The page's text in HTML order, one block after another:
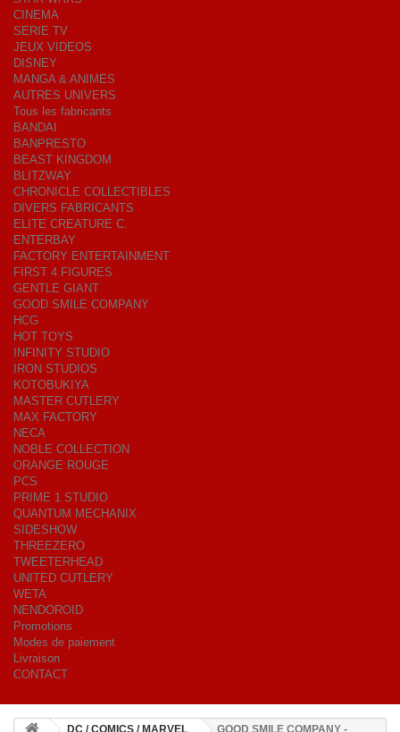
CINEMA
SERIE TV
JEUX VIDEOS
DISNEY
MANGA & ANIMES
AUTRES UNIVERS
Tous les fabricants
BANDAI
BANPRESTO
BEAST KINGDOM
BLITZWAY
CHRONICLE COLLECTIBLES
DIVERS FABRICANTS
ELITE CREATURE C.
ENTERBAY
FACTORY ENTERTAINMENT
FIRST 4 FIGURES
GENTLE GIANT
GOOD SMILE COMPANY
HCG
HOT TOYS
INFINITY STUDIO
IRON STUDIOS
KOTOBUKIYA
MASTER CUTLERY
MAX FACTORY
NECA
NOBLE COLLECTION
ORANGE ROUGE
PCS
PRIME 1 STUDIO
QUANTUM MECHANIX
SIDESHOW
THREEZERO
TWEETERHEAD
UNITED CUTLERY
WETA
NENDOROID
Promotions
Modes de paiement
Livraison
CONTACT
DC / COMICS / MARVEL GOOD SMILE COMPANY -